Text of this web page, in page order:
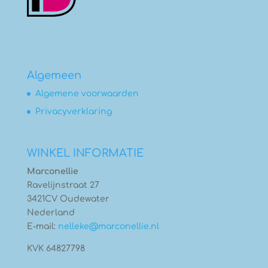
Algemeen
Algemene voorwaarden
Privacyverklaring
WINKEL INFORMATIE
Marconellie
Ravelijnstraat 27
3421CV Oudewater
Nederland
E-mail: nelleke@marconellie.nl
KVK 64827798